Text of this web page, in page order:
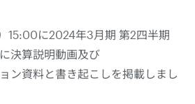
15:00に2024年3月期 第2四半期
決算説明動画及び
ン資料と書き起こしを掲載しまし